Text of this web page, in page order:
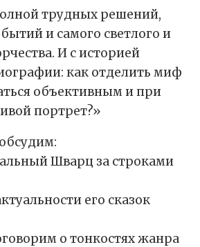
трудных решений,
и самого светлого и
И с историей
как отделить миф
объективным и при
портрет?»
Шварц за строками
его сказок
о тонкостях жанра